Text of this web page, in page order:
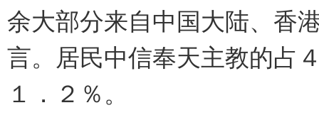
余大部分来自中国大陆、香
言。居民中信奉天主教的占
１．２％。